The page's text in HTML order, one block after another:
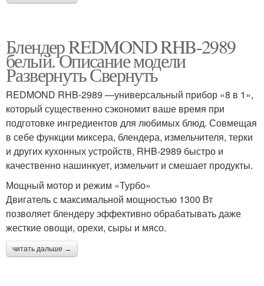
Блендер REDMOND RHB-2989
белый. Описание модели
Развернуть Свернуть
REDMOND RHB-2989 —универсальный прибор «8 в 1»,
который существенно сэкономит ваше время при
подготовке ингредиентов для любимых блюд. Совмещая
в себе функции миксера, блендера, измельчителя, терки
и других кухонных устройств, RHB-2989 быстро и
качественно нашинкует, измельчит и смешает продукты.
Мощный мотор и режим «Турбо»
Двигатель с максимальной мощностью 1300 Вт
позволяет блендеру эффективно обрабатывать даже
жесткие овощи, орехи, сыры и мясо.
читать дальше →